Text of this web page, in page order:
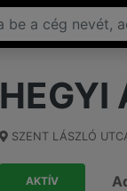
HEGYI
SZENT LÁSZLÓ
AKTÍV